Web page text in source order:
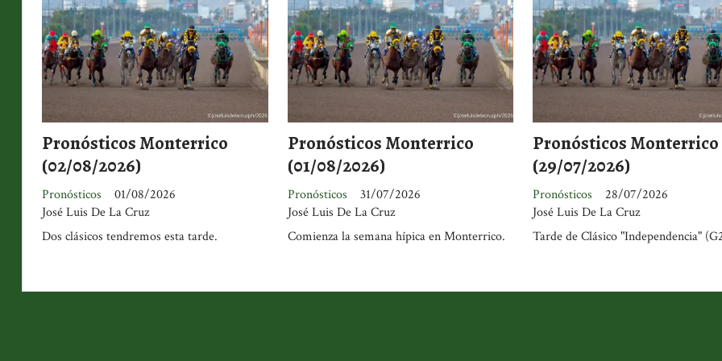
Pronósticos Monterrico
(02/08/2026)
José Luis De La Cruz
Pronósticos 01/08/2026
Dos clásicos tendremos esta tarde.
Pronósticos Monterrico
(01/08/2026)
José Luis De La Cruz
Pronósticos 31/07/2026
Comienza la semana hípica en Monterrico.
Pronósticos Monterrico
(29/07/2026)
José Luis De La Cruz
Pronósticos 28/07/2026
Tarde de Clásico "Independencia"